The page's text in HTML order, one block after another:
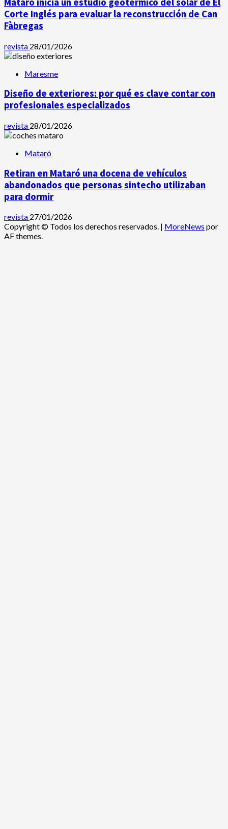
Corte Inglés para evaluar la reconstrucción de Can
Fàbregas
revista 28/01/2026
Maresme
Diseño de exteriores: por qué es clave contar con
profesionales especializados
revista 28/01/2026
Mataró
Retiran en Mataró una docena de vehículos
abandonados que personas sintecho utilizaban
para dormir
revista 27/01/2026
Copyright © Todos los derechos reservados. | MoreNews por
AF themes.